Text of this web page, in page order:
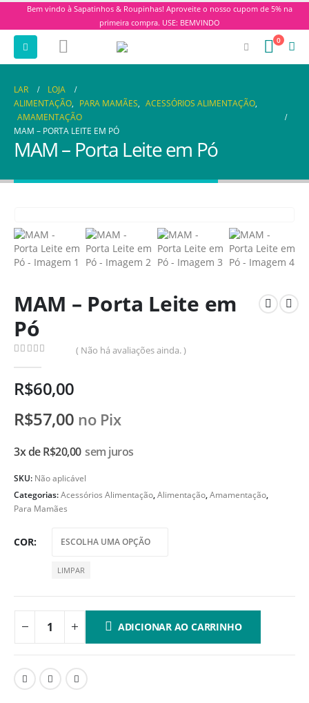
Bem vindo à Sapatinhos & Roupinhas! Aproveite o nosso cupom de 5% na
primeira compra. USE: BEMVINDO
0
LAR
LOJA
ALIMENTAÇÃO, PARA MAMÃES, ACESSÓRIOS ALIMENTAÇÃO,
AMAMENTAÇÃO
MAM – PORTA LEITE EM PÓ
MAM – Porta Leite em Pó
MAM – Porta Leite em
Pó
( Não há avaliações ainda. )
R$60,00
R$57,00 no Pix
3x deR$20,00 sem juros
SKU: Não aplicável
Categorias:Acessórios Alimentação,Alimentação,Amamentação,
Para Mamães
COR
LIMPAR
ADICIONAR AO CARRINHO